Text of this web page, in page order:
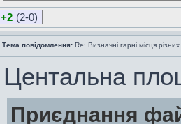
+2 (2-0)
Тема повідомлення: Re: Визначні гарні місця
Центальна
Приєднання